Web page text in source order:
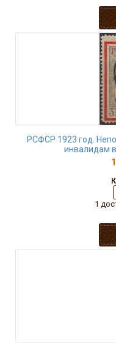
РСФСР 1923 год.
инвалидам
1